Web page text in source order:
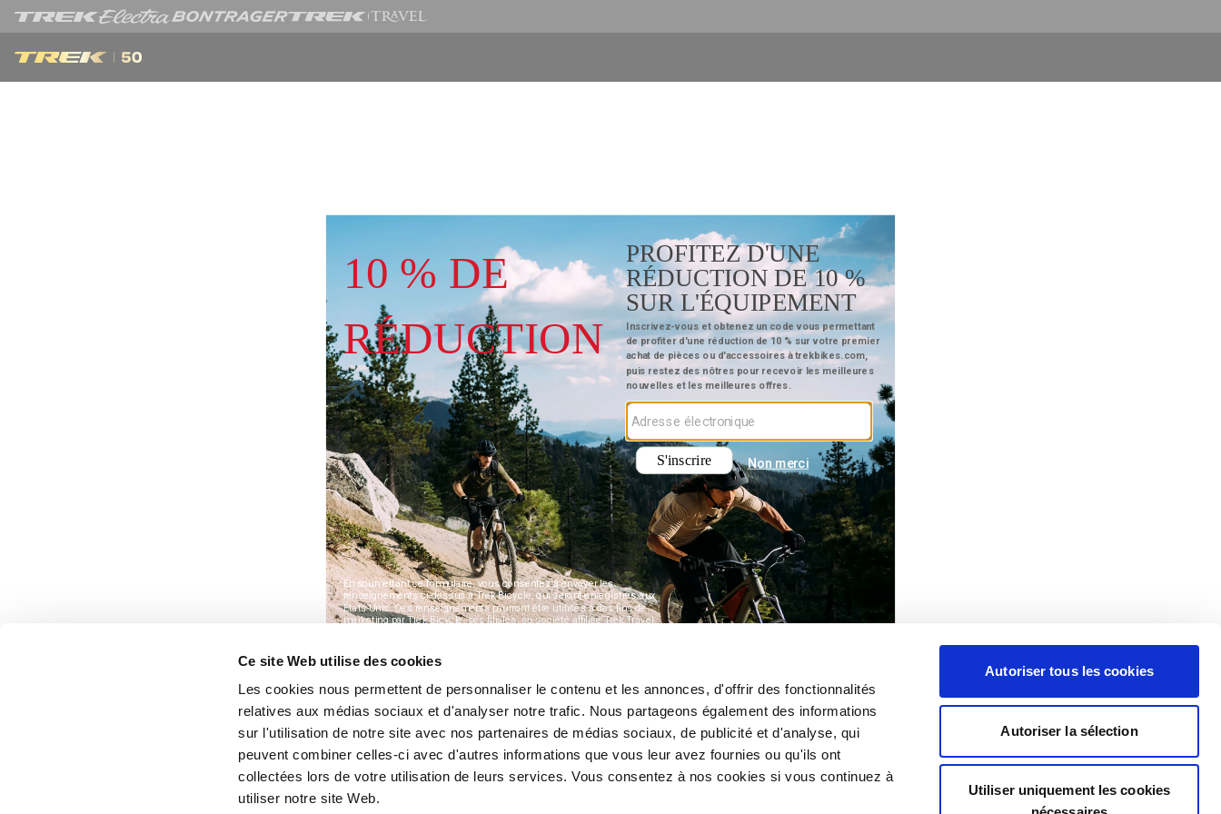
Ce site Web utilise des cookies
Les cookies nous permettent de personnaliser le contenu et les annonces, d'offrir des fonctionnalités
relatives aux médias sociaux et d'analyser notre trafic. Nous partageons également des informations
sur l'utilisation de notre site avec nos partenaires de médias sociaux, de publicité et d'analyse, qui
peuvent combiner celles-ci avec d'autres informations que vous leur avez fournies ou qu'ils ont
collectées lors de votre utilisation de leurs services. Vous consentez à nos cookies si vous continuez à
utiliser notre site Web.
Autoriser tous les cookies
Autoriser la sélection
Utiliser uniquement les cookies